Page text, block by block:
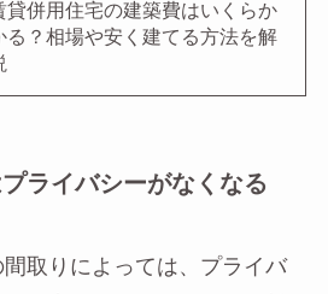
貸併用住宅の建築費はいくらか
る？相場や安く建てる方法を解
ライバシーがなくなる
取りによっては、プライバ